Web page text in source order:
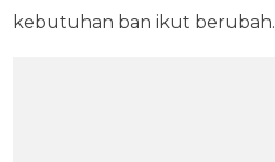
kebutuhan ban ikut berubah.